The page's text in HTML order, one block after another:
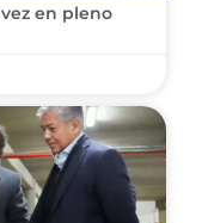
en pleno